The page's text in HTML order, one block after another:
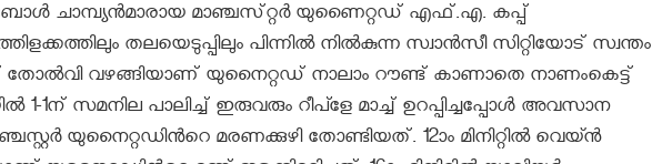
ചാമ്പ്യന്‍മാരായ മാഞ്ചസ്‌റ്റര്‍ യുണൈറ്റഡ്‌ എഫ്‌.എ. കപ്പ്‌
തലയെടുപ്പിലും പിന്നില്‍ നില്‍കുന്ന സ്വാന്‍സീ സിറ്റിയോട് സ്വന്തം
തോല്‍വി വഴങ്ങിയാണ് യുനൈറ്റഡ് നാലാം റൗണ്ട് കാണാതെ നാണംകെട്ട്
1ന് സമനില പാലിച്ച് ഇരുവരും റീപ്ളേ മാച്ച് ഉറപ്പിച്ചപ്പോള്‍ അവസാന
യുനൈറ്റഡിൻറെ മരണക്കുഴി തോണ്ടിയത്. 12ാം മിനിറ്റില്‍ വെയ്ന്‍